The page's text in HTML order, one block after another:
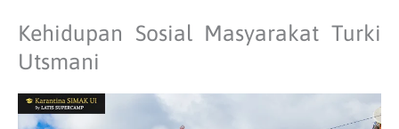
Kehidupan Sosial Masyarakat Turki
Utsmani